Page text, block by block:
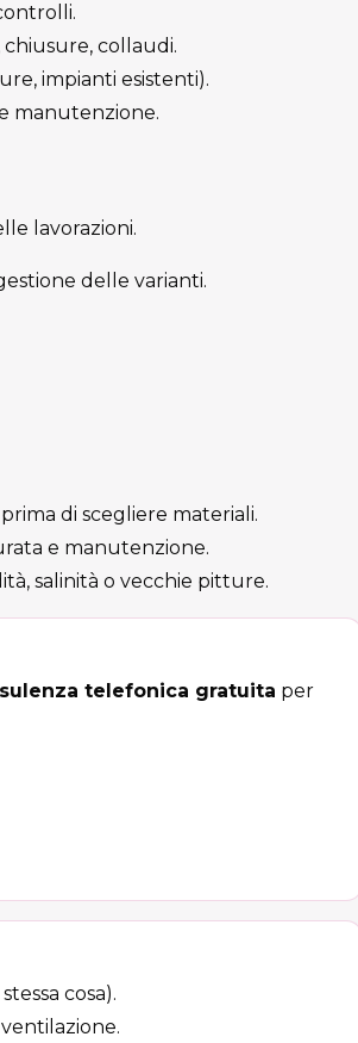
collaudi.
impianti esistenti).
manutenzione.
lavorazioni.
delle varianti.
di scegliere materiali.
e manutenzione.
salinità o vecchie pitture.
telefonica gratuita per
cosa).